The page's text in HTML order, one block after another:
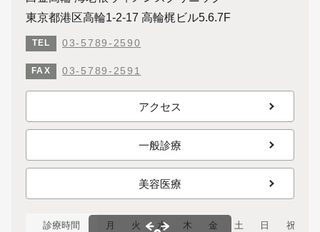
東京都港区高輪1-2-17 高輪梶ビル5.6.7F
TEL 03-5789-2590
FAX 03-5789-2591
アクセス
一般診療
美容医療
診療時間 月 火 水 木 金 土 日 祝